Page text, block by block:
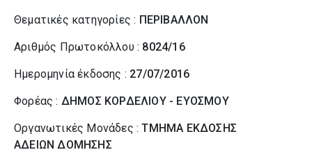
Θεματικές κατηγορίες : ΠΕΡΙΒΑΛΛΟΝ
Αριθμός Πρωτοκόλλου : 8024/16
Ημερομηνία έκδοσης : 27/07/2016
Φορέας : ΔΗΜΟΣ ΚΟΡΔΕΛΙΟΥ - ΕΥΟΣΜΟΥ
Οργανωτικές Μονάδες :ΤΜΗΜΑ ΕΚΔΟΣΗΣ
ΑΔΕΙΩΝ ΔΟΜΗΣΗΣ